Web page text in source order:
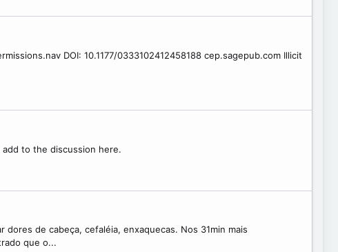
DOI: 10.1177/0333102412458188 cep.sagepub.com Illicit
to the discussion here.
de cabeça, cefaléia, enxaquecas. Nos 31min mais
que o...